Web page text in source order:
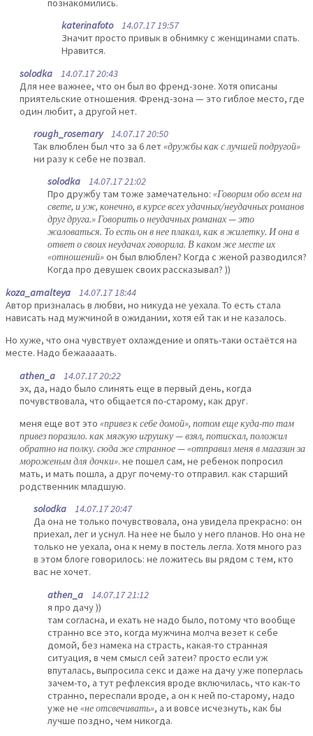
познакомились.
katerinafoto14.07.17 19:57
Значит просто привык в обнимку с женщинами спать.
Нравится.
solodka 14.07.17 20:43
Для нее важнее, что он был во френд-зоне. Хотя описаны
приятельские отношения. Френд-зона — это гиблое место, где
один любит, а другой нет.
rough_rosemary14.07.17 20:50
Так влюблен был что за 6 лет«дружбы как с лучшей подругой»
ни разу к себе не позвал.
solodka 14.07.17 21:02
Про дружбу там тоже замечательно: «Говорим обо всем на
свете, и уж, конечно, в курсе всех удачных/неудачных романов
друг друга.» Говорить о неудачных романах — это
жаловаться. То есть он в нее плакал, как в жилетку. И она в
ответ о своих неудачах говорила. В каком же месте их
«отношений»он был влюблен? Когда с женой разводился?
Когда про девушек своих рассказывал? ))
koza_amalteya 14.07.17 18:44
Автор призналась в любви, но никуда не уехала. То есть стала
нависать над мужчиной в ожидании, хотя ей так и не казалось.
Но хуже, что она чувствует охлаждение и опять-таки остаётся на
месте. Надо бежааааать.
athen_a 14.07.17 20:22
эх, да, надо было слинять еще в первый день, когда
почувствовала, что общается по-старому, как друг.
меня еще вот это «привез к себе домой», потом еще куда-то там
привез поразило. как мягкую игрушку — взял, потискал, положил
обратно на полку. сюда же странное — «отправил меня в магазин за
мороженым для дочки». не пошел сам, не ребенок попросил
мать, и мать пошла, а друг почему-то отправил. как старший
родственник младшую.
solodka 14.07.17 20:47
Да она не только почувствовала, она увидела прекрасно: он
приехал, лег и уснул. На нее не было у него планов. Но она не
только не уехала, она к нему в постель легла. Хотя много раз
в этом блоге говорилось: не ложитесь вы рядом с тем, кто
вас не хочет.
athen_a 14.07.17 21:12
я про дачу ))
там согласна, и ехать не надо было, потому что вообще
странно все это, когда мужчина молча везет к себе
домой, без намека на страсть, какая-то странная
ситуация, в чем смысл сей затеи? просто если уж
впуталась, выпросила секс и даже на дачу уже поперлась
зачем-то, а тут рефлексия вроде включилась, что как-то
странно, переспали вроде, а он к ней по-старому, надо
уже не «не отсвечивать», а и вовсе исчезнуть, как бы
лучше поздно, чем никогда.